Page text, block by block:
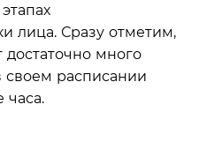
лица. Сразу отметим,
много
своем расписании
часа.